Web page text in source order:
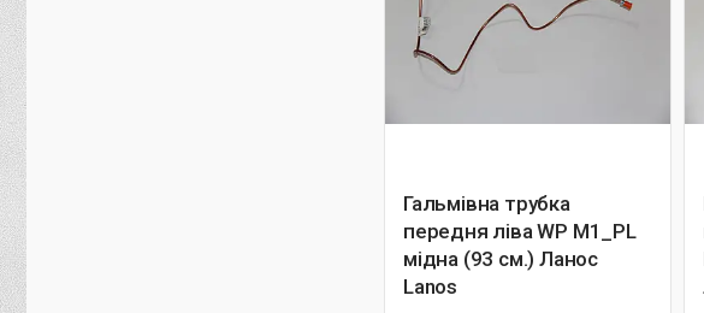
Гальмівна трубка
передня ліва WP M1_PL
мідна (93 см.) Ланос
Lanos